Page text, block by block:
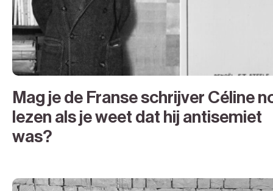
Mag je de Franse schrijver Céline
lezen als je weet dat hij antisemiet
was?